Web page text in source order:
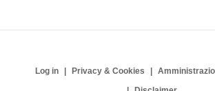
Log in Privacy & Cookies